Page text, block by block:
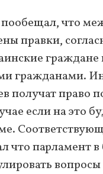
что
правки,
гражданами.
получат право
если на это
что парламент